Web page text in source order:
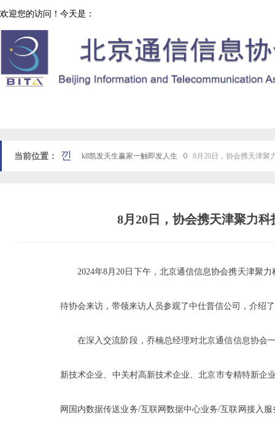
欢迎您的访问！今天是：
当前位置： k8凯发天生赢家一触即发人生 ꄲ 8月20日，协会携天津聚
낀
8月20日，协会携天津聚力
2024年8月20日下午，北京通信信息协会携天津聚
待协会来访，带领来访人员参观了中仕普信公司，介绍
在深入交流阶段，乔楠总经理对北京通信信息协会
新技术企业、中关村高新技术企业、北京市专精特新企
网国内数据传送业务/互联网数据中心业务/互联网接入